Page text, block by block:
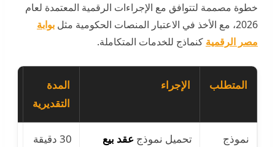
خطوة مصممة لتتوافق مع الإجراءات الرقمية المعتمدة لعام
2026، مع الأخذ في الاعتبار المنصات الحكومية مثل
بوابة
مصر الرقمية كنماذج للخدمات المتكاملة.
المتطلب الإجراء
المدة
التقديرية
نموذج
تحميل نموذج عقد بيع
30 دقيقة